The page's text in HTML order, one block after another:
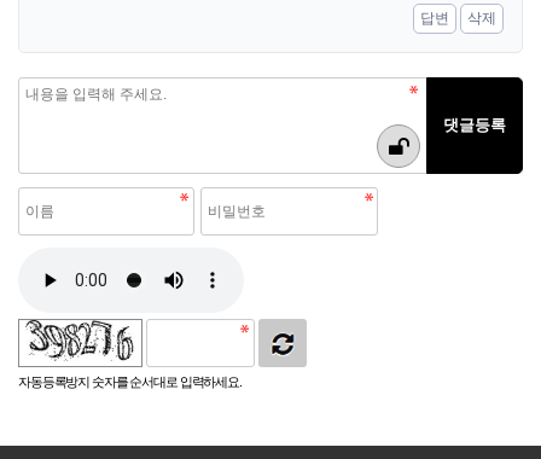
답변
삭제
자동등록방지 숫자를 순서대로 입력하세요.